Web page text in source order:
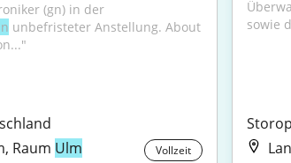
unbefristeter Anstellung. About
Raum Ulm Vollzeit
sowie